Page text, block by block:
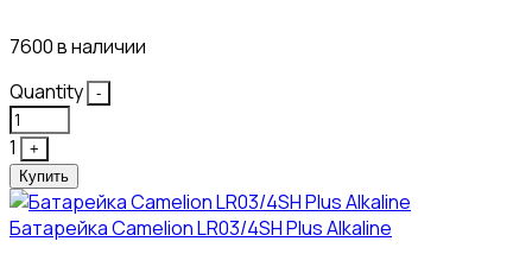
7600 в наличии
Quantity
-
1
+
Купить
Батарейка Camelion LR03/4SH Plus Alkaline